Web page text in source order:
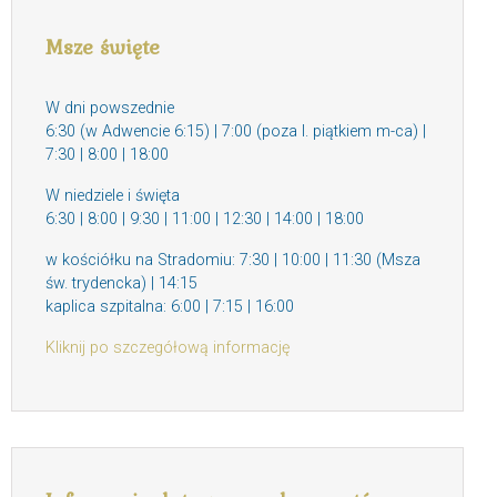
Msze święte
W dni powszednie
6:30 (w Adwencie 6:15) | 7:00 (poza I. piątkiem m-ca) |
7:30 | 8:00 | 18:00
W niedziele i święta
6:30 | 8:00 | 9:30 | 11:00 | 12:30 | 14:00 | 18:00
w kościółku na Stradomiu: 7:30 | 10:00 | 11:30 (Msza
św. trydencka) | 14:15
kaplica szpitalna: 6:00 | 7:15 | 16:00
Kliknij po szczegółową informację